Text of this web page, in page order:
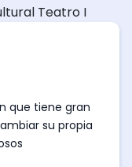
Teatro I
que tiene gran
su propia